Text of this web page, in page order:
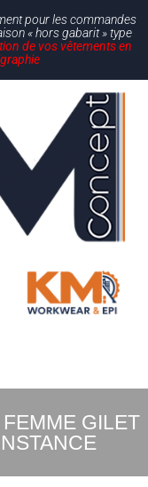
pour les commandes
« hors gabarit » type
de vos vêtements en
GILET